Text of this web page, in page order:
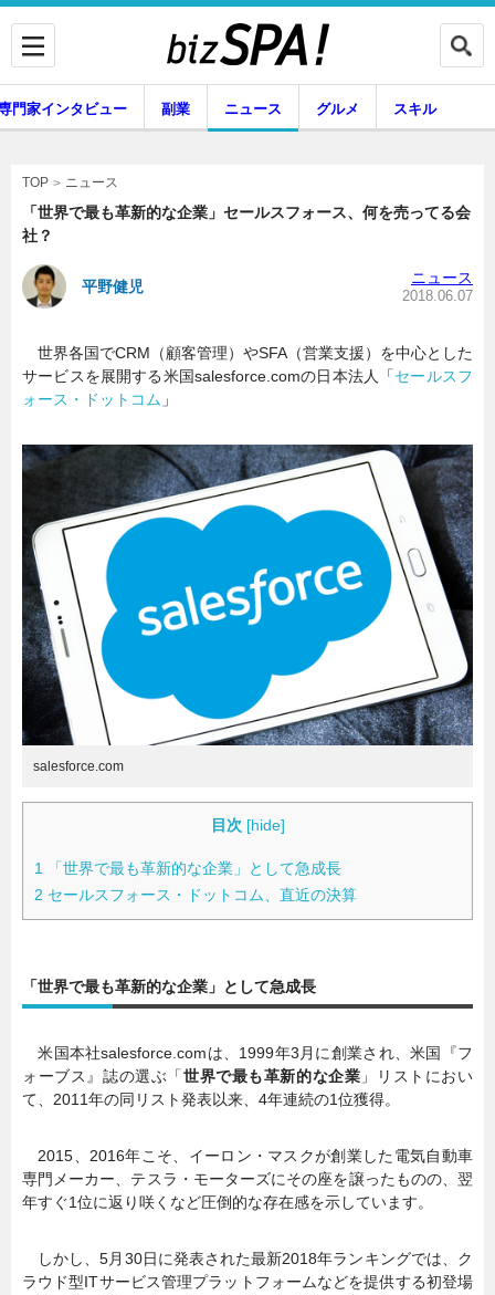
専門家インタビュー
副業 ニュース
グルメ スキル
暮らし エンタメ
連載一覧
門家インタビュー 副業 ニュース グルメ スキル
TOP ニュース
「世界で最も革新的な企業」セールスフォース、何を売ってる会
社？
平野健児 ニュース
2018.06.07
世界各国でCRM（顧客管理）やSFA（営業支援）を中心とした
サービスを展開する米国salesforce.comの日本法人「セールスフ
ォース・ドットコム 」
salesforce.com
目次 [hide]
1
「世界で最も革新的な企業」として急成長
2 セールスフォース・ドットコム、直近の決算
「世界で最も革新的な企業」として急成長
米国本社salesforce.comは、1999年3月に創業され、米国『フ
ォーブス』誌の選ぶ「世界で最も革新的な企業 」リストにおい
て、2011年の同リスト発表以来、4年連続の1位獲得。
2015、2016年こそ、イーロン・マスクが創業した電気自動車
専門メーカー、テスラ・モーターズにその座を譲ったものの、翌
年すぐ1位に返り咲くなど圧倒的な存在感を示しています。
しかし、5月30日に発表された最新2018年ランキングでは、ク
ラウド型ITサービス管理プラットフォームなどを提供する初登場